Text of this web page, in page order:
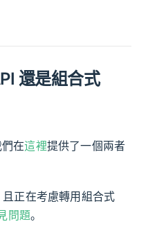
還是組合式
在這裡提供了一個兩者
正在考慮轉用組合式
問題。